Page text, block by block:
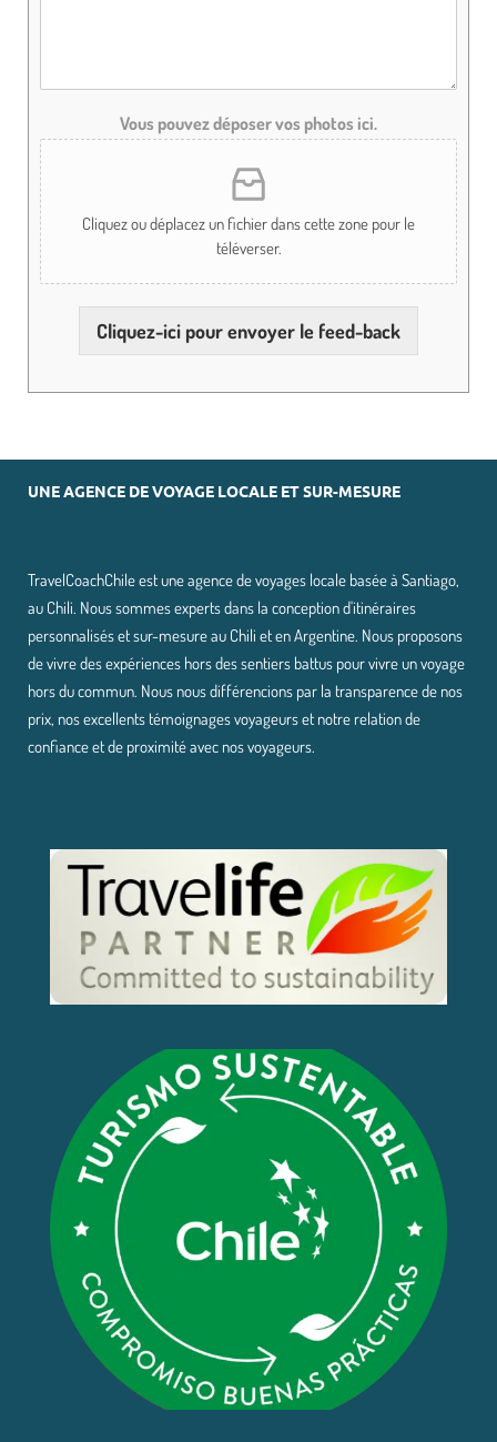
Vous pouvez déposer vos photos ici.
Cliquez ou déplacez un fichier dans cette zone pour le
téléverser.
Cliquez-ici pour envoyer le feed-back
UNE AGENCE DE VOYAGE LOCALE ET SUR-MESURE
TravelCoachChile est une agence de voyages locale basée à Santiago,
au Chili. Nous sommes experts dans la conception d'itinéraires
personnalisés et sur-mesure au Chili et en Argentine. Nous proposons
de vivre des expériences hors des sentiers battus pour vivre un voyage
hors du commun. Nous nous différencions par la transparence de nos
prix, nos excellents témoignages voyageurs et notre relation de
confiance et de proximité avec nos voyageurs.